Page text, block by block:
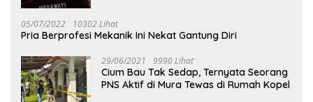
05/07/2022 10302 Lihat
Pria Berprofesi Mekanik Ini Nekat Gantung Diri
29/06/2021 9990 Lihat
Cium Bau Tak Sedap, Ternyata Seorang
PNS Aktif di Mura Tewas di Rumah Kopel